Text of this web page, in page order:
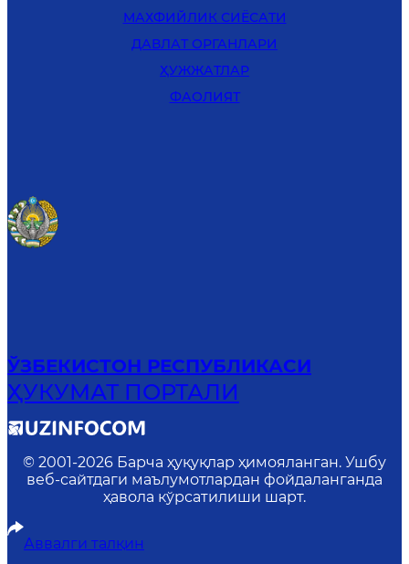
MАХФИЙЛИК СИЁСАТИ
ДАВЛАТ ОРГАНЛАРИ
ҲУЖЖАТЛАР
ФАОЛИЯТ
ЎЗБЕКИСТОН РЕСПУБЛИКАСИ
ҲУКУМАТ ПОРТАЛИ
© 2001-2026 Барча ҳуқуқлар ҳимояланган. Ушбу
веб-сайтдаги маълумотлардан фойдаланганда
ҳавола кўрсатилиши шарт.
Аввалги талқин